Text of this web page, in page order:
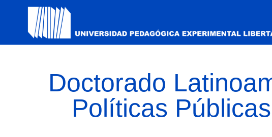
Doctorado
Políticas